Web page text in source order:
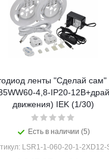
ленты "Сделай сам"
4,8-IP20-
движения) IEK (1/30)
Есть в наличии (5)
LSR1-1-060-20-1-2XD12-